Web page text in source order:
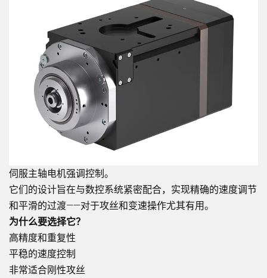
伺服主轴电机强调控制。
它们的设计旨在与数控系统紧密配合，实现精确的速度调节
和平滑的过渡——对于攻丝和变速操作尤其有用。
为什么要选择它？
高精度和重复性
平稳的速度控制
非常适合刚性攻丝